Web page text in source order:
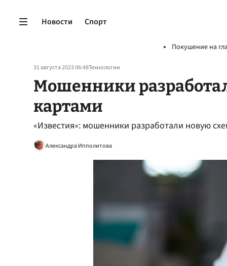
Новости Спорт
Покушение на
31 августа 2023 06:48Технологии
Мошенники
картами
«Известия»: мошенники разработали новую
Александра Ипполитова